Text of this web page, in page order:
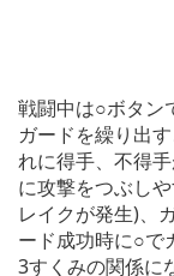
戦闘中は○ボタン
ガードを繰り出
れに得手、不得
に攻撃をつぶし
レイクが発生)、
ード成功時に○で
3すくみの関係に